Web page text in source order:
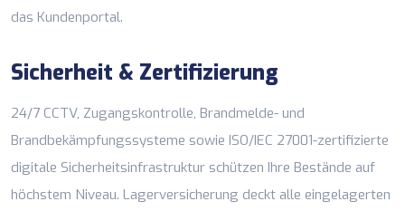
das Kundenportal.
Sicherheit & Zertifizierung
24/7 CCTV, Zugangskontrolle, Brandmelde- und
Brandbekämpfungssysteme sowie ISO/IEC 27001-zertifizierte
digitale Sicherheitsinfrastruktur schützen Ihre Bestände auf
höchstem Niveau. Lagerversicherung deckt alle eingelagerten